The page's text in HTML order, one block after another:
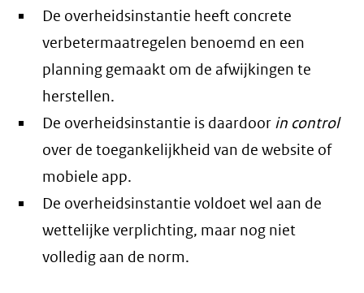
De overheidsinstantie heeft concrete
verbetermaatregelen benoemd en een
planning gemaakt om de afwijkingen te
herstellen.
De overheidsinstantie is daardoor in control
over de toegankelijkheid van de website of
mobiele app.
De overheidsinstantie voldoet wel aan de
wettelijke verplichting, maar nog niet
volledig aan de norm.